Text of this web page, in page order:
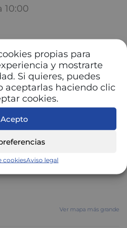
propias para
y mostrarte
Si quieres, puedes
aceptarlas haciendo clic
cookies.
Acepto
cookiesAviso legal
10:00
Ver mapa más grande